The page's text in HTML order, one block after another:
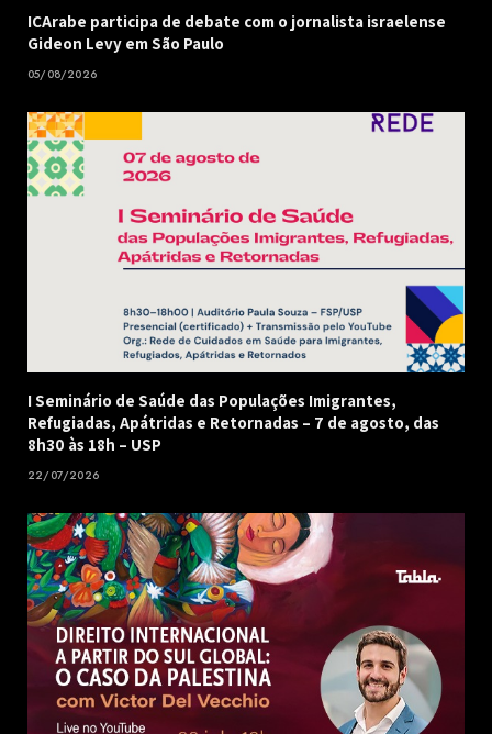
ICArabe participa de debate com o jornalista israelense
Gideon Levy em São Paulo
05/08/2026
I Seminário de Saúde das Populações Imigrantes,
Refugiadas, Apátridas e Retornadas – 7 de agosto, das
8h30 às 18h – USP
22/07/2026